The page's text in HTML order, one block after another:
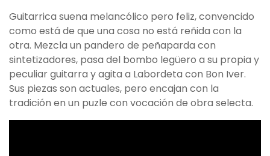
Guitarrica suena melancólico pero feliz, convencido
como está de que una cosa no está reñida con la
otra. Mezcla un pandero de peñaparda con
sintetizadores, pasa del bombo legüero a su propia y
peculiar guitarra y agita a Labordeta con Bon Iver.
Sus piezas son actuales, pero encajan con la
tradición en un puzle con vocación de obra selecta.